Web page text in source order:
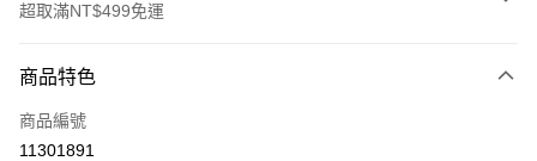
超取滿NT$499免運
icash Pay
信用卡一次付款
商品特色
商品編號
11301891